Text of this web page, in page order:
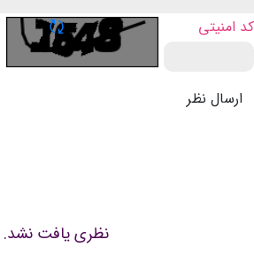
تازه سازی CAPTCHA کد امنیتی
ارسال نظر
نظری یافت نشد.